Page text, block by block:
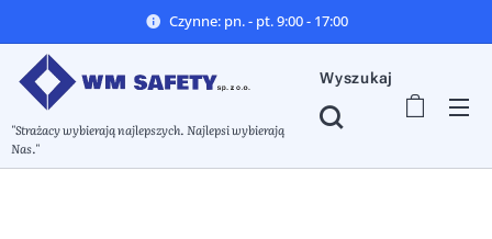
Czynne: pn. - pt. 9:00 - 17:00
"Strażacy wybierają najlepszych. Najlepsi wybierają
Nas."
Wyszukaj